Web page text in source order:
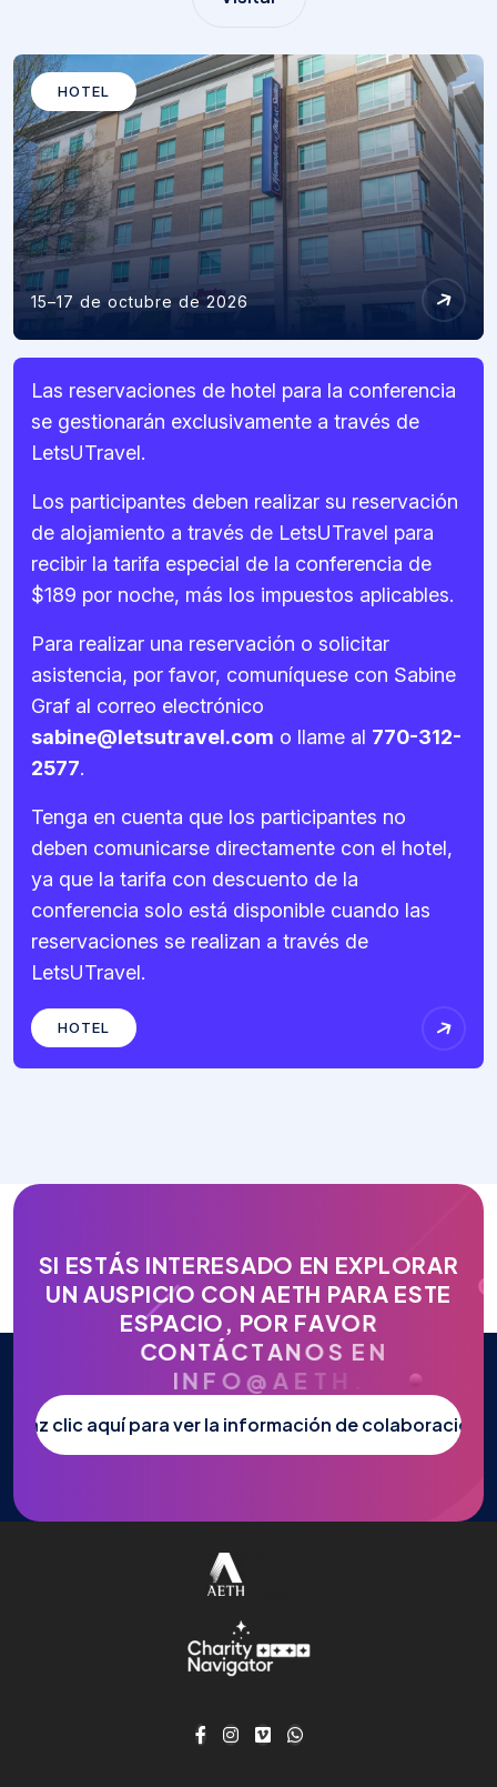
HOTEL
15–17 de octubre de 2026
Las reservaciones de hotel para la conferencia
se gestionarán exclusivamente a través de
LetsUTravel.
Los participantes deben realizar su reservación
de alojamiento a través de LetsUTravel para
recibir la tarifa especial de la conferencia de
$189 por noche, más los impuestos aplicables.
Para realizar una reservación o solicitar
asistencia, por favor, comuníquese con Sabine
Graf al correo electrónico
sabine@letsutravel.com o llame al 770-312-
2577.
Tenga en cuenta que los participantes no
deben comunicarse directamente con el hotel,
ya que la tarifa con descuento de la
conferencia solo está disponible cuando las
reservaciones se realizan a través de
LetsUTravel.
HOTEL
SI ESTÁS INTERESADO EN EXPLORAR
UN AUSPICIO CON AETH PARA ESTE
ESPACIO , POR FAVOR
CONTÁCTANOSE N
F O @AET H. O R G
Haz clic aquí para ver la información de colaboración